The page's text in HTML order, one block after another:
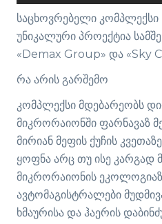
საცხოვრებელი კომპლექსი
უნიკალური პროექტია
«Demax Group» და «Sky
რა არის გარშემო
კომპლექსი მდებარეობს
მიკრორაიონში ფარნავაზ
მირიან მეფის ქუჩის
ყოფნა არც თუ ისე კარგად
მიკრორაიონის
ავტომაგისტრალები
ხმაურისა და ჰაერის